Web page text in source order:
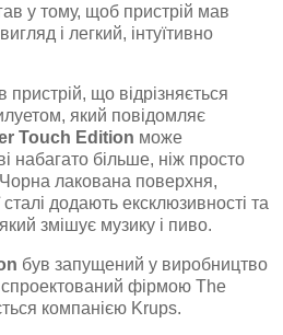
у тому, щоб пристрій мав
і легкий, інтуїтивно
що відрізняється
який повідомляє
Touch Edition може
набагато більше, ніж просто
лакована поверхня,
додають ексклюзивності та
змішує музику і пиво.
був запущений у виробництво
спроектований фірмою The
компанією Krups.